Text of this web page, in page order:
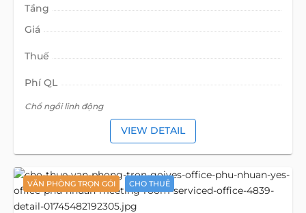
Tầng
Giá
Thuế
Phí QL
Chổ ngồi linh động
VIEW DETAIL
VĂN PHÒNG TRỌN GÓI CHO THUÊ